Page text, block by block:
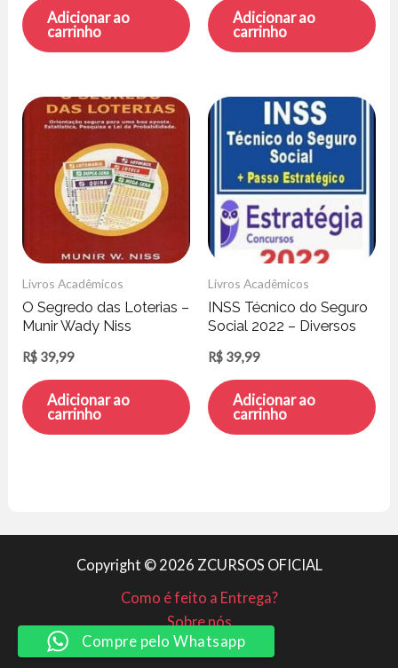
Adicionar ao
carrinho
Adicionar ao
carrinho
Livros Acadêmicos
O Segredo das Loterias –
Munir Wady Niss
R$ 39,99
Adicionar ao
carrinho
Livros Acadêmicos
INSS Técnico do Seguro
Social 2022 – Diversos
R$ 39,99
Adicionar ao
carrinho
Copyright © 2026 ZCURSOS OFICIAL
Como é feito a Entrega?
Sobre nós
Minha conta
Compre pelo Whatsapp